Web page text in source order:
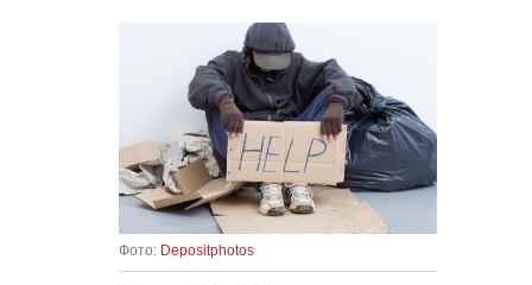
Фото: Depositphotos